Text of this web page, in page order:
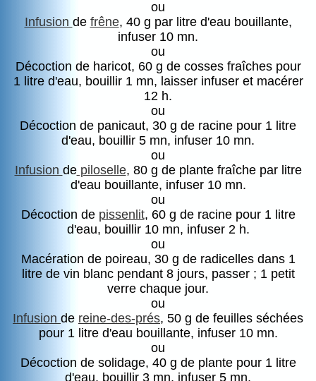
ou
Infusion de frêne, 40 g par litre d'eau bouillante,
infuser 10 mn.
ou
Décoction de haricot, 60 g de cosses fraîches pour
1 litre d'eau, bouillir 1 mn, laisser infuser et macérer
12 h.
ou
Décoction de panicaut, 30 g de racine pour 1 litre
d'eau, bouillir 5 mn, infuser 10 mn.
ou
Infusion depiloselle, 80 g de plante fraîche par litre
d'eau bouillante, infuser 10 mn.
ou
Décoction de pissenlit, 60 g de racine pour 1 litre
d'eau, bouillir 10 mn, infuser 2 h.
ou
Macération de poireau, 30 g de radicelles dans 1
litre de vin blanc pendant 8 jours, passer ; 1 petit
verre chaque jour.
ou
Infusion de reine-des-prés, 50 g de feuilles séchées
pour 1 litre d'eau bouillante, infuser 10 mn.
ou
Décoction de solidage, 40 g de plante pour 1 litre
d'eau, bouillir 3 mn, infuser 5 mn.